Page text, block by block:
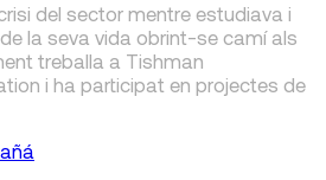
del sector mentre estudiava i
la seva vida obrint-se camí als
treballa a Tishman
i ha participat en projectes de